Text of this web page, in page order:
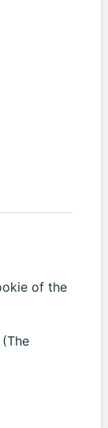
of the
(The